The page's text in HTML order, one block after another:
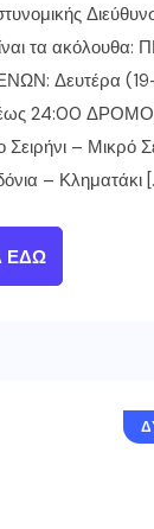
τα
Δευτέρα
24:00
– Μικρό
– Κληματάκι
ΕΔΏ